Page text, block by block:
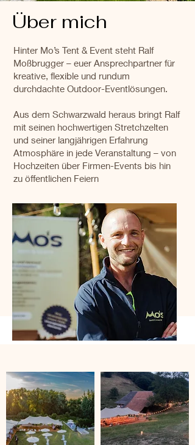
Über mich
Hinter Mo’s Tent & Event steht Ralf
Moßbrugger – euer Ansprechpartner für
kreative, flexible und rundum
durchdachte Outdoor-Eventlösungen.
Aus dem Schwarzwald heraus bringt Ralf
mit seinen hochwertigen Stretchzelten
und seiner langjährigen Erfahrung
Atmosphäre in jede Veranstaltung – von
Hochzeiten über Firmen-Events bis hin
zu öffentlichen Feiern